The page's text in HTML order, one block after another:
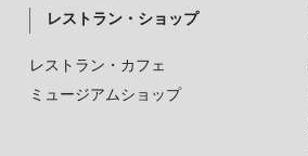
レストラン・ショップ
レストラン・カフェ
ミュージアムショップ